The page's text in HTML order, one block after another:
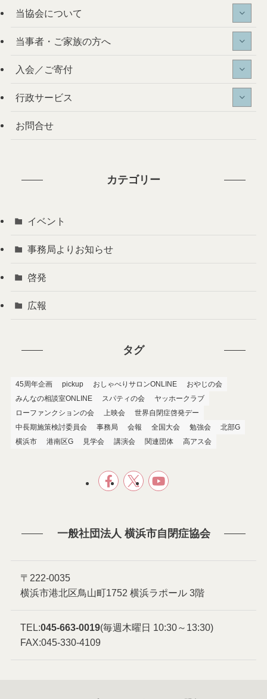
当協会について
当事者・ご家族の方へ
入会／ご寄付
行政サービス
お問合せ
カテゴリー
イベント
事務局よりお知らせ
啓発
広報
タグ
45周年企画 pickup おしゃべりサロンONLINE
おやじの会
みんなの相談室ONLINE
スパティの会
ヤッホークラブ
ローファンクションの会
上映会
世界自閉症啓発デー
中長期施策検討委員会
事務局 会報 全国大会 勉強会
北部G
横浜市
港南区G 見学会 講演会 関連団体 高アス会
一般社団法人 横浜市自閉症協会
〒222-0035
横浜市港北区鳥山町1752 横浜ラポール 3階
TEL:045-663-0019(毎週木曜日 10:30～13:30)
FAX:045-330-4109